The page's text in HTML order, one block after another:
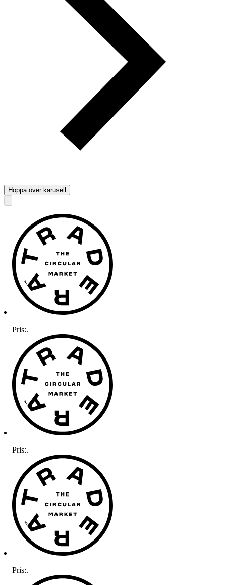
Hoppa över karusell
Pris:.
Pris:.
Pris:.